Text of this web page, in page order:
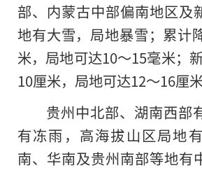
部、内蒙古中部偏南地区及
地有大雪，局地暴雪；累计
米，局地可达10～15毫米；
10厘米，局地可达12～16厘米
贵州中北部、湖南西部
有冻雨，高海拔山区局地
南、华南及贵州南部等地有